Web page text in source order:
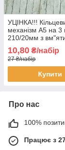
УЦІНКА!!!
механізм А5 на 3
210/20мм з
заклепки KMB007
10,80 ₴/набір
27 ₴/набір
Купити
Про нас
100%
Працює з